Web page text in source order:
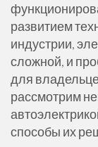
развитием
индустрии,
сложной, и
для
рассмотрим
способы их